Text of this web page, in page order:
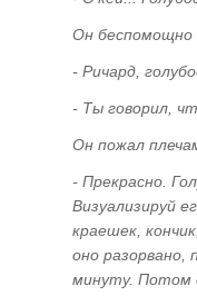
ГЛАВА
Алкоголизм и
Особенности
ГЛАВА
Он беспомощно
- Ричард,
- Ты говорил,
Он пожал
- Прекрасно.
Визуализируй
краешек,
оно разорвано,
минуту. Потом